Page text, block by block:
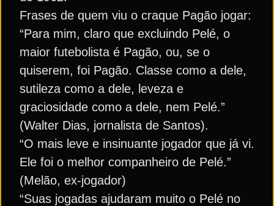
Frases de quem viu o craque Pagão jogar:
“Para mim, claro que excluindo Pelé, o
maior futebolista é Pagão, ou, se o
quiserem, foi Pagão. Classe como a dele,
sutileza como a dele, leveza e
graciosidade como a dele, nem Pelé.”
(Walter Dias, jornalista de Santos).
“O mais leve e insinuante jogador que já vi.
Ele foi o melhor companheiro de Pelé.”
(Melão, ex-jogador)
“Suas jogadas ajudaram muito o Pelé no